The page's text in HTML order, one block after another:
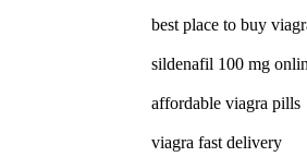
best place to buy
sildenafil 100 mg
affordable viagra pills
viagra fast delivery